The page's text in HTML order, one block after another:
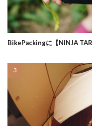
BikePackingに【NINJA